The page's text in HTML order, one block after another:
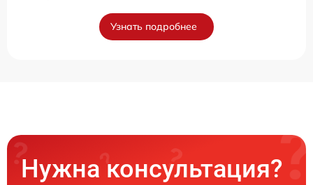
Узнать подробнее
Нужна консультация?